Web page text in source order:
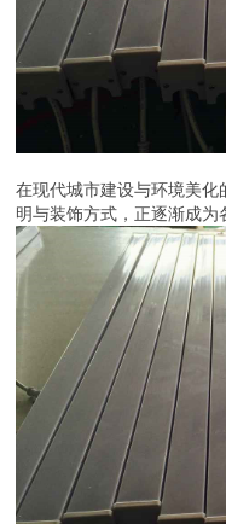
在现代城市建设与环境美
明与装饰方式，正逐渐成为